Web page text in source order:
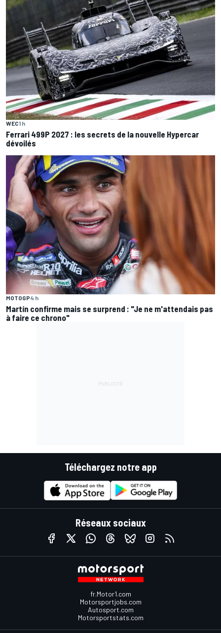
WEC1 h
Ferrari 499P 2027 : les secrets de la nouvelle Hypercar
dévoilés
MOTOGP4 h
Martín confirme mais se surprend : "Je ne m'attendais pas
à faire ce chrono"
Téléchargez notre app
Réseaux sociaux
fr.Motor1.com
Motorsportjobs.com
Autosport.com
Motorsportstats.com